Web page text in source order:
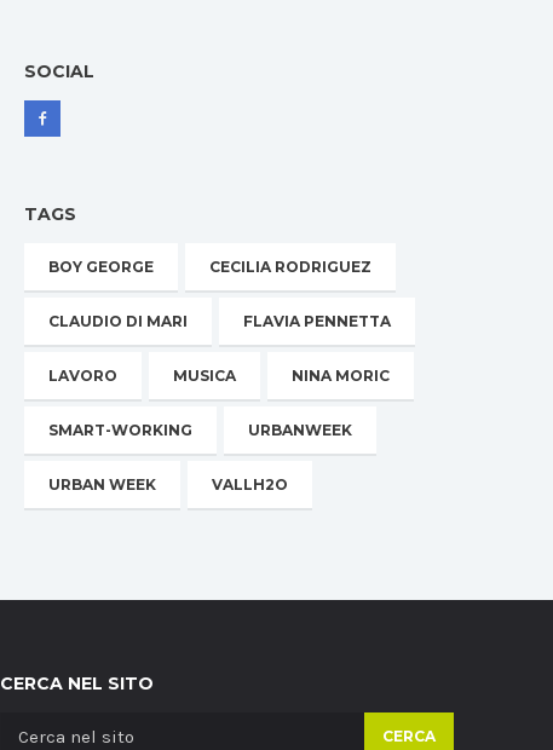
SOCIAL
TAGS
BOY GEORGE CECILIA RODRIGUEZ
CLAUDIO DI MARI FLAVIA PENNETTA
LAVORO MUSICA NINA MORIC
SMART-WORKING URBANWEEK
URBAN WEEK VALLH2O
CERCA NEL SITO
CERCA